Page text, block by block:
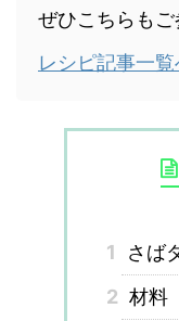
ぜひこちらもご
レシピ記事一覧
1
さば
2 材料